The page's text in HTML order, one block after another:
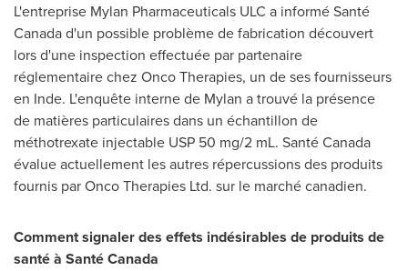
L'entreprise Mylan Pharmaceuticals ULC a informé Santé
Canadad'un possible problème de fabrication découvert
lors d'une inspection effectuée par partenaire
réglementaire chez Onco Therapies, un de ses fournisseurs
en Inde. L'enquête interne de Mylan a trouvé la présence
de matières particulaires dans un échantillon de
méthotrexate injectable USP 50 mg/2 mL. SantéCanada
évalue actuellement les autres répercussions des produits
fournis par Onco Therapies Ltd. sur le marché canadien.
Comment signaler des effets indésirables de produits de
santé à Santé Canada